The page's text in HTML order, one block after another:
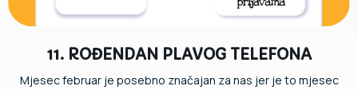
11. ROĐENDAN PLAVOG TELEFONA
Mjesec februar je posebno značajan za nas jer je to mjesec